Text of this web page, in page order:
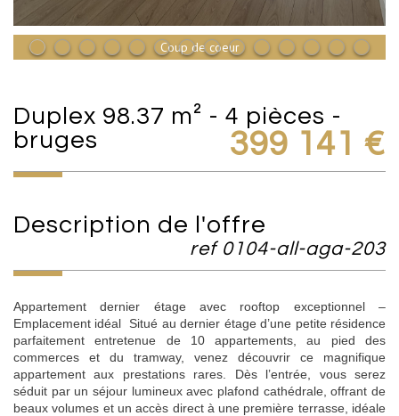
Coup de coeur
duplex 98.37 m² - 4 pièces -
bruges
399 141 €
description de l'offre
ref 0104-all-aga-203
Appartement dernier étage avec rooftop exceptionnel –
Emplacement idéal Situé au dernier étage d’une petite résidence
parfaitement entretenue de 10 appartements, au pied des
commerces et du tramway, venez découvrir ce magnifique
appartement aux prestations rares. Dès l’entrée, vous serez
séduit par un séjour lumineux avec plafond cathédrale, offrant de
beaux volumes et un accès direct à une première terrasse, idéale